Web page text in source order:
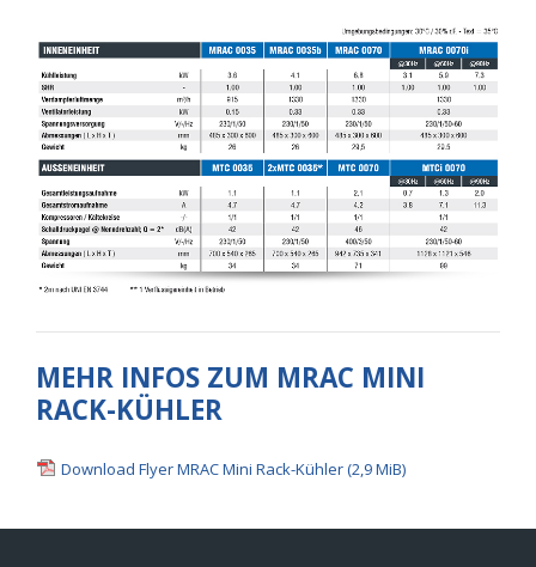
MEHR INFOS ZUM MRAC MINI
RACK-KÜHLER
Download Flyer MRAC Mini Rack-Kühler(2,9 MiB)